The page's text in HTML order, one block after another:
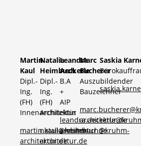
Martin
Kaul
Dipl.-
Ing.
(FH)
Innenarchitektur
martin.kaul@kruhm-
architektur.de
Natalia
Heimbuch
Dipl.-
Ing.
(FH)
Architektin
natalia.heimbuch@kruhm-
architektur.de
Leandra
Aeckerle
B.A
+
AIP
architektur.de
Marc
Bucherer
Auszubildender
Bauzeichner
architektur.de
Saskia